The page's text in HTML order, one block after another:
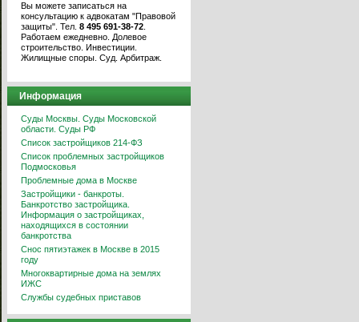
Вы можете записаться на
консультацию к адвокатам "Правовой
защиты". Тел. 8 495 691-38-72
Работаем ежедневно. Долевое
строительство. Инвестиции.
Жилищные споры. Суд. Арбитраж.
Информация
Суды Москвы. Суды Московской
области. Суды РФ
Список застройщиков 214-ФЗ
Список проблемных застройщиков
Подмосковья
Проблемные дома в Москве
Застройщики - банкроты.
Банкротство застройщика.
Информация о застройщиках,
находящихся в состоянии
банкротства
Снос пятиэтажек в Москве в 2015
году
Многоквартирные дома на землях
ИЖС
Службы судебных приставов